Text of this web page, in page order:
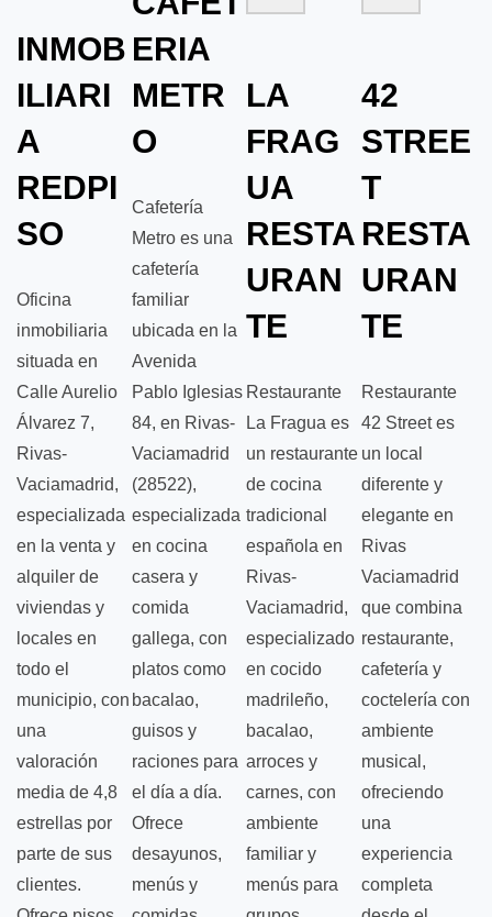
INMOB
ILIARI
A
REDPI
SO
Oficina
inmobiliaria
situada en
Calle Aurelio
Álvarez 7,
Rivas-
Vaciamadrid,
especializada
en la venta y
alquiler de
viviendas y
locales en
todo el
municipio, con
una
valoración
media de 4,8
estrellas por
parte de sus
clientes.
ERIA
METR
O
Cafetería
Metro es una
cafetería
familiar
ubicada en la
Avenida
Pablo Iglesias
84, en Rivas-
Vaciamadrid
(28522),
especializada
en cocina
casera y
comida
gallega, con
platos como
bacalao,
guisos y
raciones para
el día a día.
Ofrece
desayunos,
menús y
LA
FRAG
UA
RESTA
URAN
TE
Restaurante
La Fragua es
un restaurante
de cocina
tradicional
española en
Rivas-
Vaciamadrid,
especializado
en cocido
madrileño,
bacalao,
arroces y
carnes, con
ambiente
familiar y
menús para
42
STREE
T
RESTA
URAN
TE
Restaurante
42 Street es
un local
diferente y
elegante en
Rivas
Vaciamadrid
que combina
restaurante,
cafetería y
coctelería con
ambiente
musical,
ofreciendo
una
experiencia
completa